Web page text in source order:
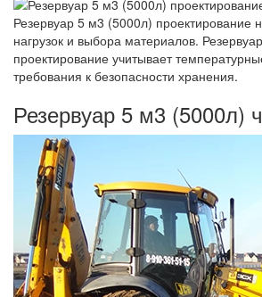
Резервуар 5 м3 (5000л) проектирование
нагрузок и выбора материалов.
проектирование учитывает
требования к безопасности хранения.
Резервуар 5 м3 (5000л)